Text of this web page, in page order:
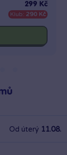
299 Kč
Klub: 290 Kč
Od úterý 11.08.